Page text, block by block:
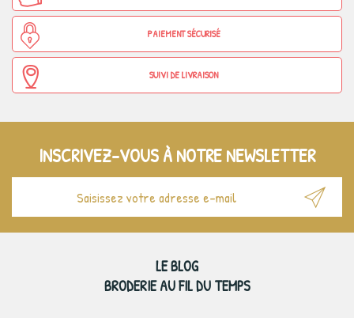
PAIEMENT SÉCURISÉ
SUIVI DE LIVRAISON
INSCRIVEZ-VOUS À NOTRE NEWSLETTER
LE BLOG
BRODERIE AU FIL DU TEMPS